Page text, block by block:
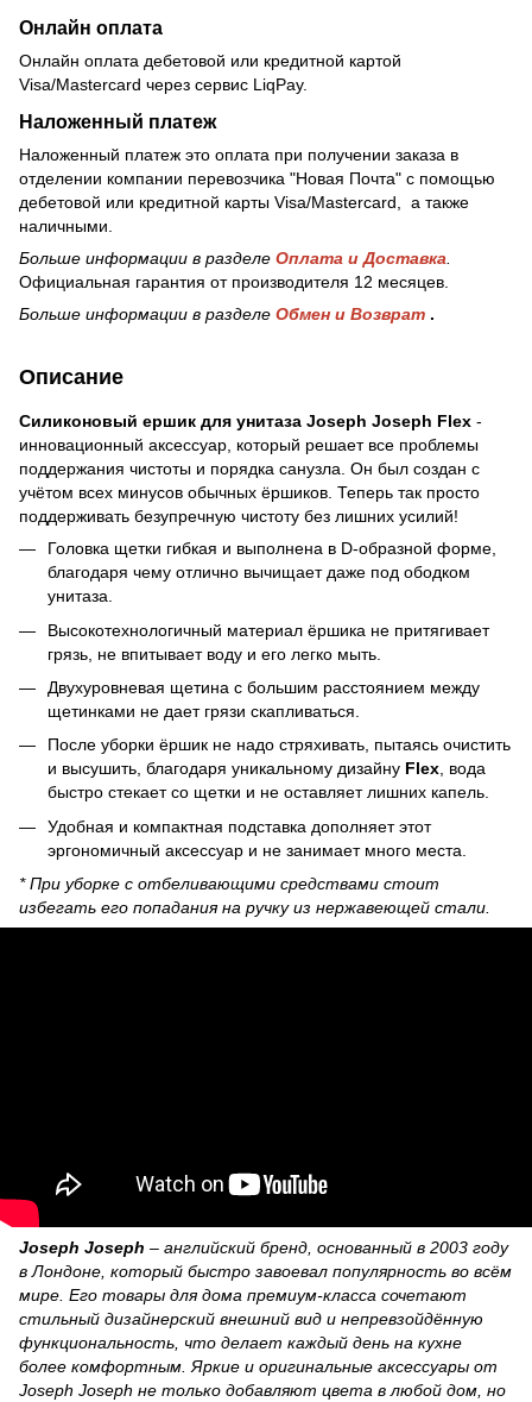
Онлайн оплата
Онлайн оплата дебетовой или кредитной картой
Visa/Mastercard через сервис LiqPay.
Наложенный платеж
Наложенный платеж это оплата при получении заказа в
отделении компании перевозчика "Новая Почта" с помощью
дебетовой или кредитной карты Visa/Mastercard, а также
наличными.
Больше информации в разделе Оплата и Доставка
Официальная гарантия от производителя 12 месяцев.
Больше информации в разделе Обмен и Возврат .
Описание
Силиконовый ершик для унитаза Joseph Joseph Flex -
инновационный аксессуар, который решает все проблемы
поддержания чистоты и порядка санузла. Он был создан с
учётом всех минусов обычных ёршиков. Теперь так просто
поддерживать безупречную чистоту без лишних усилий!
Головка щетки гибкая и выполнена в D-образной форме,
благодаря чему отлично вычищает даже под ободком
унитаза.
Высокотехнологичный материал ёршика не притягивает
грязь, не впитывает воду и его легко мыть.
Двухуровневая щетина с большим расстоянием между
щетинками не дает грязи скапливаться.
После уборки ёршик не надо стряхивать, пытаясь очистить
и высушить, благодаря уникальному дизайну Flex, вода
быстро стекает со щетки и не оставляет лишних капель.
Удобная и компактная подставка дополняет этот
эргономичный аксессуар и не занимает много места.
* При уборке с отбеливающими средствами стоит
избегать его попадания на ручку из нержавеющей стали.
Joseph Joseph – английский бренд, основанный в 2003 году
в Лондоне, который быстро завоевал популярность во всём
мире. Его товары для дома премиум‑класса сочетают
стильный дизайнерский внешний вид и непревзойдённую
функциональность, что делает каждый день на кухне
более комфортным. Яркие и оригинальные аксессуары от
Joseph Joseph не только добавляют цвета в любой дом, но